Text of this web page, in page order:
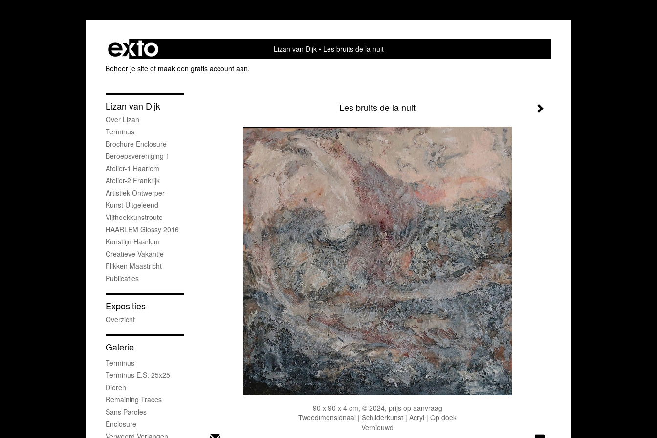
Lizan van Dijk
Les bruits de la nuit
Beheer je site of maak een gratis account aan.
Les bruits de la nuit
90 x 90 x 4 cm, © 2024, prijs op aanvraag
Tweedimensionaal | Schilderkunst | Acryl | Op doek
Vernieuwd
Lizan van Dijk
Over Lizan
Terminus
Brochure Enclosure
Beroepsvereniging 1
Atelier-1 Haarlem
Atelier-2 Frankrijk
Artistiek Ontwerper
Kunst Uitgeleend
Vijfhoekkunstroute
HAARLEM Glossy 2016
Kunstlijn Haarlem
Creatieve Vakantie
Flikken Maastricht
Publicaties
Exposities
Overzicht
Galerie
Terminus
Terminus E.s. 25x25
Dieren
Remaining Traces
Sans Paroles
Enclosure
Verweerd Verlangen